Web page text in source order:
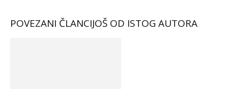
POVEZANI ČLANCIJOŠ OD ISTOG AUTORA